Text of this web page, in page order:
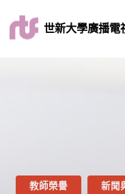
世新大學廣播電
教師榮譽 新聞